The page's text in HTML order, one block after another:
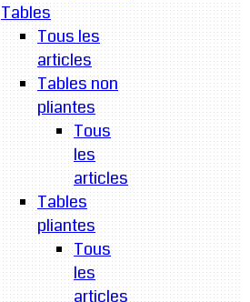
Tables
Tous les
articles
Tables non
pliantes
Tous
les
articles
Tables
pliantes
Tous
les
articles